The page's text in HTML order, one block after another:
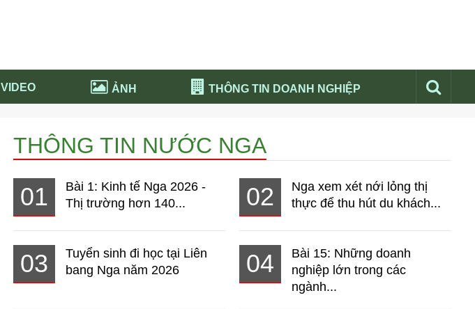
VIDEO ẢNH THÔNG TIN DOANH NGHIỆP
Thời sự
Nổi bật báo nga
Tử vi hàng ngày
Phân tích thị trường Nga 2026
Phân tích chính trị
THÔNG TIN NƯỚC NGA
01
Bài 1: Kinh tế Nga 2026 -
Thị trường hơn 140...
02
Nga xem xét nới lỏng thị
thực để thu hút du khách...
03
Tuyển sinh đi học tại Liên
bang Nga năm 2026
04
Bài 15: Những doanh
nghiệp lớn trong các
ngành...